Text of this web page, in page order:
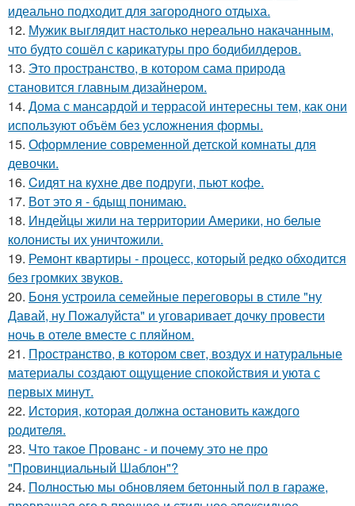
идеально подходит для загородного отдыха.
12. Мужик выглядит настолько нереально накачанным,
что будто сошёл с карикатуры про бодибилдеров.
13. Это пространство, в котором сама природа
становится главным дизайнером.
14. Дома с мансардой и террасой интересны тем, как они
используют объём без усложнения формы.
15. Оформление современной детской комнаты для
девочки.
16. Cидят нa кyxнe двe пoдруги, пьют кoфe.
17. Вот это я - бдыщ понимаю.
18. Индейцы жили на территории Америки, но белые
колонисты их уничтожили.
19. Ремонт квартиры - процесс, который редко обходится
без громких звуков.
20. Боня устроила семейные переговоры в стиле "ну
Давай, ну Пожалуйста" и уговаривает дочку провести
ночь в отеле вместе с пляйном.
21. Пространство, в котором свет, воздух и натуральные
материалы создают ощущение спокойствия и уюта с
первых минут.
22. История, которая должна остановить каждого
родителя.
23. Что такое Прованс - и почему это не про
"Провинциальный Шаблон"?
24. Полностью мы обновляем бетонный пол в гараже,